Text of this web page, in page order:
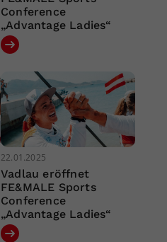
Conference
„Advantage Ladies“
22.01.2025
Vadlau eröffnet
FE&MALE Sports
Conference
„Advantage Ladies“